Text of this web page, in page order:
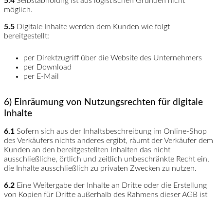
möglich.
5.5 Digitale Inhalte werden dem Kunden wie folgt
bereitgestellt:
per Direktzugriff über die Website des Unternehmers
per Download
per E-Mail
6) Einräumung von Nutzungsrechten für digitale
Inhalte
6.1 Sofern sich aus der Inhaltsbeschreibung im Online-Shop
des Verkäufers nichts anderes ergibt, räumt der Verkäufer dem
Kunden an den bereitgestellten Inhalten das nicht
ausschließliche, örtlich und zeitlich unbeschränkte Recht ein,
die Inhalte ausschließlich zu privaten Zwecken zu nutzen.
6.2 Eine Weitergabe der Inhalte an Dritte oder die Erstellung
von Kopien für Dritte außerhalb des Rahmens dieser AGB ist